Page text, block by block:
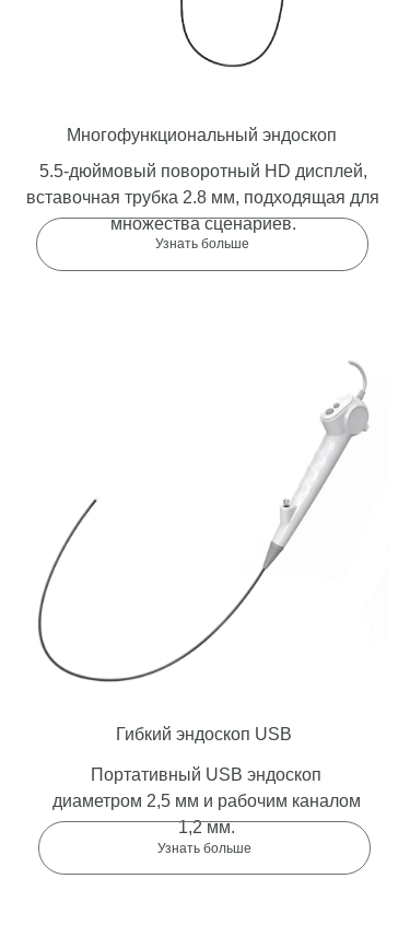
Многофункциональный эндоскоп
5.5-дюймовый поворотный HD дисплей,
вставочная трубка 2.8 мм, подходящая для
множества сценариев.
Узнать больше
Гибкий эндоскоп USB
Портативный USB эндоскоп
диаметром 2,5 мм и рабочим каналом
1,2 мм.
Узнать больше